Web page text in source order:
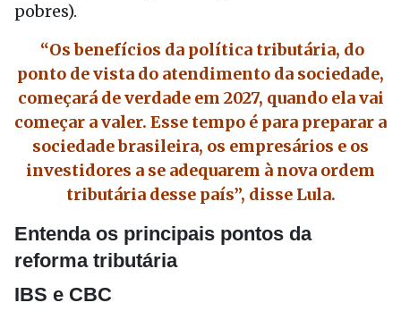
pobres).
“Os benefícios da política tributária, do
ponto de vista do atendimento da sociedade,
começará de verdade em 2027, quando ela vai
começar a valer. Esse tempo é para preparar a
sociedade brasileira, os empresários e os
investidores a se adequarem à nova ordem
tributária desse país”, disse Lula.
Entenda os principais pontos da
reforma tributária
IBS e CBC